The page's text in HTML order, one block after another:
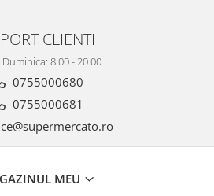
CLIENTI
8.00 - 20.00
0755000680
0755000681
MEU